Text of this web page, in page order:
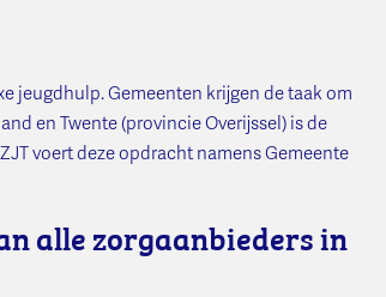
jeugdhulp. Gemeenten krijgen de taak om
en Twente (provincie Overijssel) is de
voert deze opdracht namens Gemeente
alle zorgaanbieders in